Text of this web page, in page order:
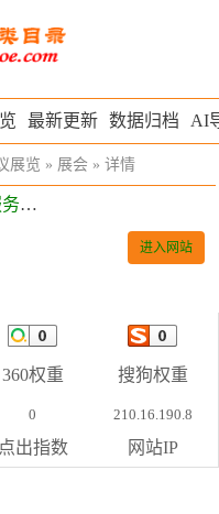
最新更新 数据归档 AI
展览 » 展会 » 详情
上海西索科展览服务有限公司
进入网站
360权重 搜狗权重
0
点出指数
210.16.190.8
网站IP